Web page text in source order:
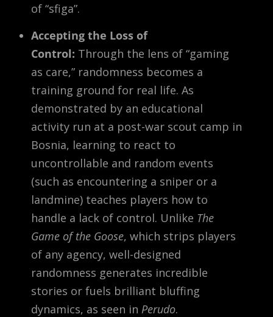
of “sfiga”.
Accepting the Loss of
Control: Through the lens of “gaming
as care,” randomness becomes a
training ground for real life. As
demonstrated by an educational
activity run at a post-war scout camp in
Bosnia, learning to react to
uncontrollable and random events
(such as encountering a sniper or a
landmine) teaches players how to
handle a lack of control. Unlike The
Game of the Goose, which strips players
of any agency, well-designed
randomness generates incredible
stories or fuels brilliant bluffing
dynamics, as seen in Perudo.